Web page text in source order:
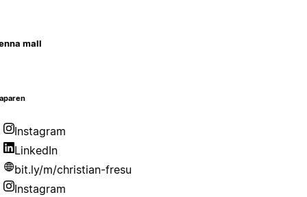
mall
Instagram
LinkedIn
bit.ly/m/christian-fresu
Instagram